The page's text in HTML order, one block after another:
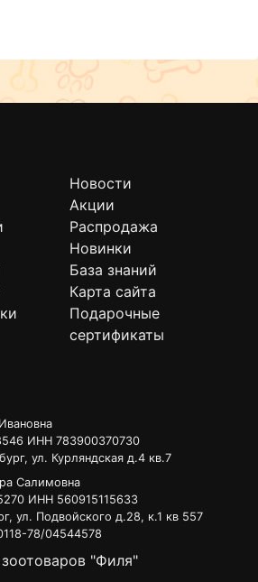
Новости
Акции
Распродажа
Новинки
База знаний
Карта сайта
Подарочные
сертификаты
ИНН 783900370730
ул. Курляндская д.4 кв.7
Салимовна
ИНН 560915115633
ул. Подвойского д.28, к.1 кв 557
78/04544578
"Филя"